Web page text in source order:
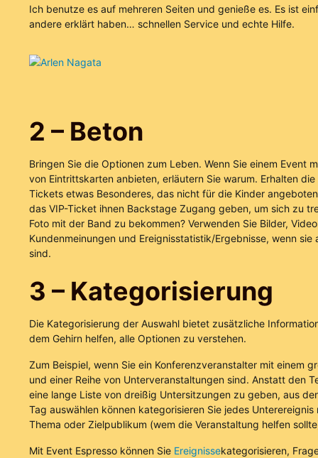
Ich benutze es auf mehreren Seiten und genieße es. Es ist
andere erklärt haben… schnellen Service und echte Hilfe.
Arlen Nagata
2 – Beton
Bringen Sie die Optionen zum Leben. Wenn Sie einem Event
von Eintrittskarten anbieten, erläutern Sie warum. Erhalten die
Tickets etwas Besonderes, das nicht für die Kinder
das VIP-Ticket ihnen Backstage Zugang geben, um sich zu
Foto mit der Band zu bekommen? Verwenden Sie Bilder,
Kundenmeinungen und Ereignisstatistik/Ergebnisse, wenn sie
sind.
3 – Kategorisierung
Die Kategorisierung der Auswahl bietet zusätzliche
dem Gehirn helfen, alle Optionen zu verstehen.
Zum Beispiel, wenn Sie ein Konferenzveranstalter mit einem
und einer Reihe von Unterveranstaltungen sind. Anstatt den
eine lange Liste von dreißig Untersitzungen zu geben, aus
Tag auswählen können kategorisieren Sie jedes Unterereignis
Thema oder Zielpublikum (wem die Veranstaltung helfen
Mit Event Espresso können Sie Ereignissekategorisieren,